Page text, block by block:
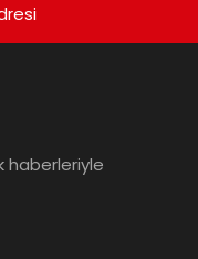
haberleriyle